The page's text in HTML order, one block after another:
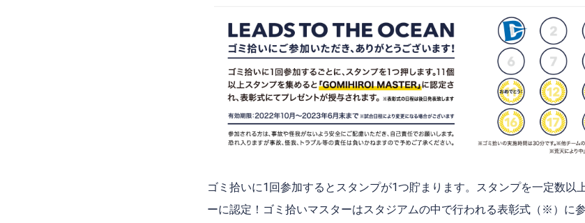
ゴミ拾いに1回参加するとスタンプが1つ貯まります。スタンプを一定数以
ーに認定！ゴミ拾いマスターはスタジアムの中で行われる表彰式（※）に